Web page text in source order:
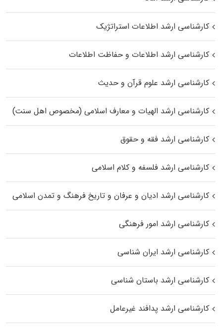
کارشناسی ارشد اطلاعات استراتژیک
کارشناسی ارشد اطلاعات و حفاظت اطلاعات
کارشناسی ارشد علوم قرآن و حدیث
کارشناسی ارشد الهیات و معارف اسلامی (مخصوص اهل سنت)
کارشناسی ارشد فقه و حقوق
کارشناسی ارشد فلسفه و کلام اسلامی
کارشناسی ارشد ادیان و عرفان و تاریخ فرهنگ و تمدن اسلامی
کارشناسی ارشد امور فرهنگی
کارشناسی ارشد ایران شناسی
کارشناسی ارشد باستان شناسی
کارشناسی ارشد پدافند غیرعامل